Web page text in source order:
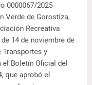
0000067/2025
Verde de Gorostiza,
Recreativa
14 de noviembre de
Transportes y
Boletín Oficial del
que aprobó el